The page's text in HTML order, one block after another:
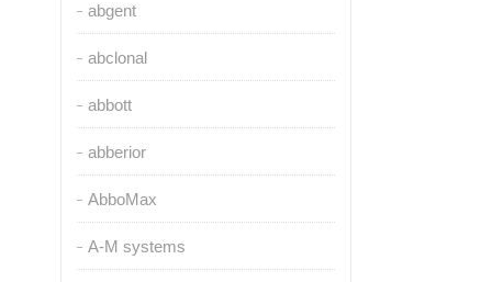
abgent
abclonal
abbott
abberior
AbboMax
A-M systems